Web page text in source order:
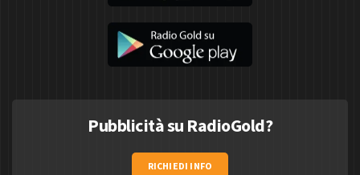
Pubblicità su RadioGold?
RICHIEDI INFO